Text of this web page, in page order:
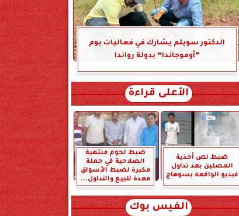
الدكتور سويلم يشارك في فعاليات يوم
“أوموجاندا” بدولة رواندا
الأعلى قراءة
ضبط لص أحذية
المصلين بعد تداول
فيديو الواقعة بسوهاج
ضبط لحوم منتهية
الصلاحية في حملة
مكبرة لضبط الأسواق
معدة للبيع والتداول...
الفيس بوك